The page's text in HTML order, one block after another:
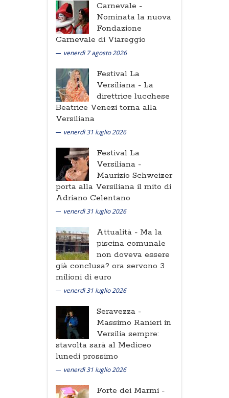
Carnevale -
Nominata la nuova
Fondazione
Carnevale di Viareggio
venerdì 7 agosto 2026
Festival La
Versiliana - La
direttrice lucchese
Beatrice Venezi torna alla
Versiliana
venerdì 31 luglio 2026
Festival La
Versiliana -
Maurizio Schweizer
porta alla Versiliana il mito di
Adriano Celentano
venerdì 31 luglio 2026
Attualità - Ma la
piscina comunale
non doveva essere
già conclusa? ora servono 3
milioni di euro
venerdì 31 luglio 2026
Seravezza -
Massimo Ranieri in
Versilia sempre:
stavolta sarà al Mediceo
lunedi prossimo
venerdì 31 luglio 2026
Forte dei Marmi -